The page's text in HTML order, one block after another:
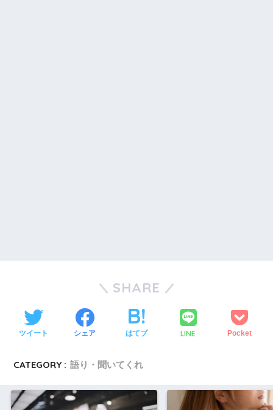
SHARE
ツイート シェア はてブ LINE Pocket
CATEGORY : 語り・聞いてくれ